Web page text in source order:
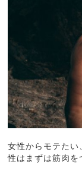
女性からモテたい
性はまずは筋肉を